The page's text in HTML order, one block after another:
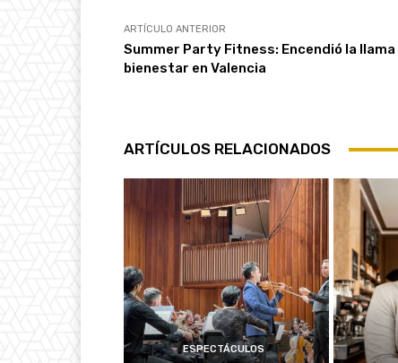
ARTÍCULO ANTERIOR
Summer Party Fitness: Encendió la llama
bienestar en Valencia
ARTÍCULOS RELACIONADOS
ESPECTÁCULOS